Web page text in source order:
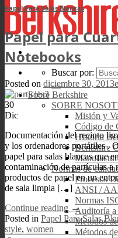
Buscar por:
Sobre Berkshire
SOBRE
Misión y
Código de
Historia
Berkshire
Normas de
Procesos
ANSI /
Normas
Auditoría a
Metodos
Métodos
Papel Para Salas Blancas
Papel para
Notebooks
Posted on diciembre 30, 2013
30
Dic
Documentación del recinto
y los ordenadores portátiles .
papel para salas blancas que
contaminación de partículas a
productos de papel en un
de sala limpia […]
Continue reading →
Posted in Papel Para Salas
style, women